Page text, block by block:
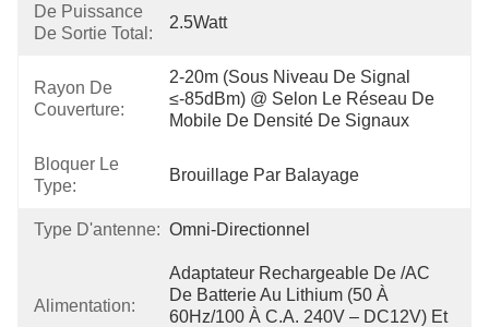
De Puissance
De Sortie Total:
2.5Watt
Rayon De
Couverture:
2-20m (sous Niveau De Signal
≤-85dBm) @ Selon Le Réseau De
Mobile De Densité De Signaux
Bloquer Le
Type:
Brouillage Par Balayage
Type D'antenne: Omni-Directionnel
Alimentation:
Adaptateur Rechargeable De /AC
De Batterie Au Lithium (50 À
60Hz/100 À C.A. 240V – DC12V) Et